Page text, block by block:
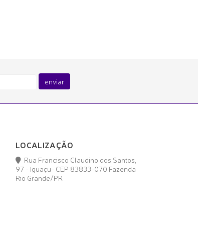
enviar
LOCALIZAÇÃO
Rua Francisco Claudino dos Santos,
97 - Iguaçu- CEP 83833-070 Fazenda
Rio Grande/PR